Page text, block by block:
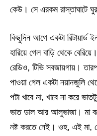
কেউ। সে এরকম রাস্তাঘাটে
কিছুদিন আগে একটা রিটায়ার্ড
হারিয়ে গেল বাড়ি থেকে
রেডিও, টিভি সবজায়গায়।
পাওয়া গেল একটা নয়ানজুলি
পটা খাবে না, খাবে না করে
ভাত ডাল আর আলুভাজা। মা
নষ্ট করতে নেই। ওহ, এই মা,